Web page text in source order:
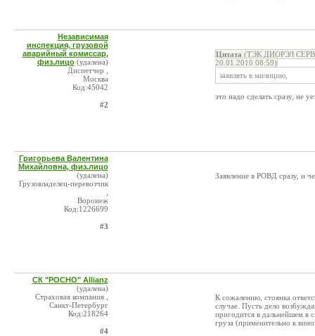
Независимая
инспекция, грузовой
аварийный комиссар,
физ.лицо (удалена)
Диспетчер ,
Москва
Код:45042
#2
Цитата (ТЭК ДИОРЭЛ
20.01.2010 08:59)
заявлять в милицию,
это надо сделать сразу, не
Григорьева Валентина
Михайловна, физ.лицо
(удалена)
Грузовладелец-перевозчик
Воронеж
Код:1226699
#3
Заявление в РОВД сразу, и
СК "РОСНО" Allianz
(удалена)
Страховая компания ,
Санкт-Петербург
Код:218264
#4
К сожалению, стоянка
случае. Пусть дело
пригодится в дальнейшем в
груза (применительно к